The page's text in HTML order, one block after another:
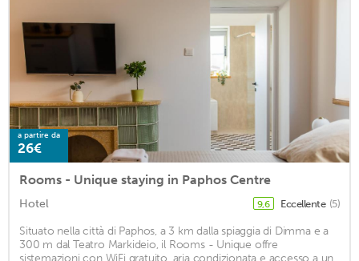
a partire da
26€
Rooms - Unique staying in Paphos Centre
Hotel 9,6 Eccellente (5)
Situato nella città di Paphos, a 3 km dalla spiaggia di Dimma e a
300 m dal Teatro Markideio, il Rooms - Unique offre
sistemazioni con WiFi gratuito, aria condizionata e accesso a un